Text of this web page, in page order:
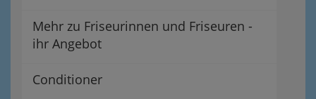
Mehr zu Friseurinnen und Friseuren -
ihr Angebot
Conditioner